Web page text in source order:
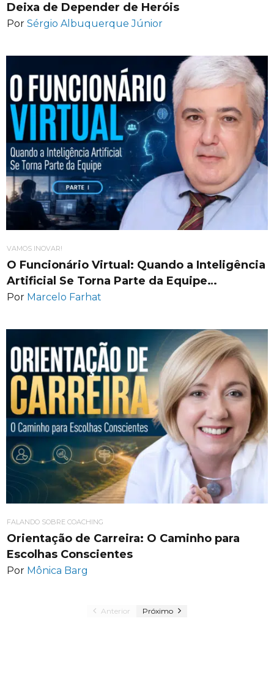
Deixa de Depender de Heróis
Por Sérgio Albuquerque Júnior
VAMOS INOVAR!
O Funcionário Virtual: Quando a Inteligência
Artificial Se Torna Parte da Equipe…
Por Marcelo Farhat
FALANDO SOBRE COACHING
Orientação de Carreira: O Caminho para
Escolhas Conscientes
Por Mônica Barg
Anterior Próximo